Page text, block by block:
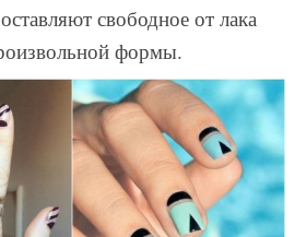
свободное от лака
формы.